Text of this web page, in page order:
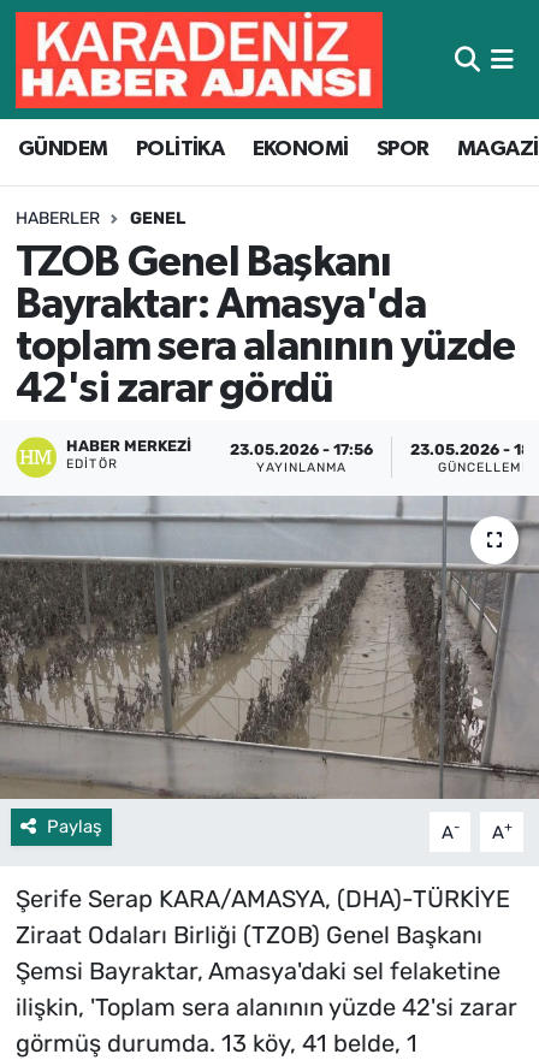
GÜNDEM POLİTİKA EKONOMİ SPOR
HABERLER GENEL
TZOB Genel Başkanı
Bayraktar: Amasya'da
toplam sera alanının yüzde
42'si zarar gördü
HABER MERKEZI
EDITÖR
23.05.2026 - 17:56
YAYINLANMA
23.05.2026 -
GÜNCELLEME
Paylaş A- A+
Şerife Serap KARA/AMASYA, (DHA)-TÜRKİYE
Ziraat Odaları Birliği (TZOB) Genel Başkanı
Şemsi Bayraktar, Amasya'daki sel felaketine
ilişkin, 'Toplam sera alanının yüzde 42'si zarar
görmüş durumda. 13 köy, 41 belde, 1
Hava Durumu
Trafik Durumu
Süper Lig Puan Durumu ve Fikstür
Tüm Manşetler
Son Dakika Haberleri
Haber Arşivi